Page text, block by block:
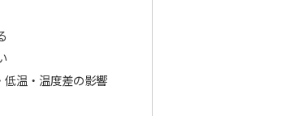
温・温度差の影響